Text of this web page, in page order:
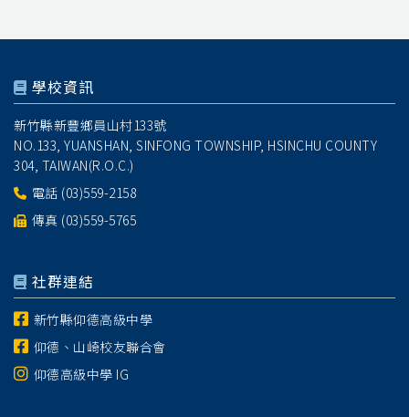
學校資訊
新竹縣新豐鄉員山村133號
NO.133, YUANSHAN, SINFONG TOWNSHIP, HSINCHU COUNTY
304, TAIWAN(R.O.C.)
電話 (03)559-2158
傳真 (03)559-5765
社群連結
新竹縣仰德高級中學
仰德、山崎校友聯合會
仰德高級中學 IG